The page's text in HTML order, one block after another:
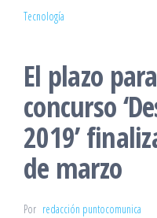
Tecnología
El plazo
concurso
2019’
de marzo
Por redacción puntocomunica